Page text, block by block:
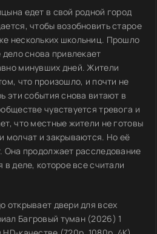
едет в свой родной город
чтобы возобновить старое
нескольких школьниц. Прошло
снова привлекает
минувших дней. Жители
что произошло, и почти не
эти события снова витают в
чувствуется тревога и
что местные жители не готовы
молчат и закрываются. Но её
Она продолжает расследование
в деле, которое все считали
открывает двери для всех
Багровый туман (2026) 1